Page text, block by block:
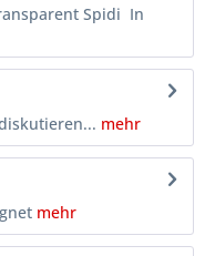
Spidi In
mehr
mehr